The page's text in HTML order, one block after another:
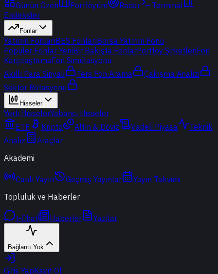
Günün Özeti Portföyüm Radar
Terminal
Endeksler
Fonlar
Yatırım FonlarıBES FonlarıBorsa Yatırım Fonu
Popüler Fonlar YeniBir Bakışta FonlarPortföy ŞirketleriFon
KarşılaştırmaFon Simülasyonu
Akıllı Para Sinyali
Ters Fon Arama
Çakışma Analizi
Sektör Rotasyonu
Hisseler
Yerli HisselerYabancı Hisseler
ETF
Kripto Altın & Döviz Vadeli Piyasa
Teknik
Analiz
Araçlar
Akademi
Canlı Yayın Geçmiş Yayınlar
Yayın Takvimi
Topluluk ve Haberler
t-Chat Haberler Yazılar
Bağlantı Yok
Giriş YapKayıt Ol